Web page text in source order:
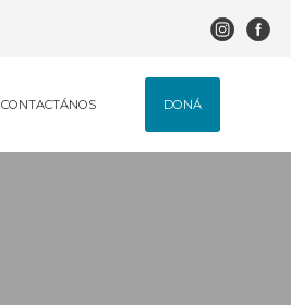
CONTACTÁNOS DONÁ